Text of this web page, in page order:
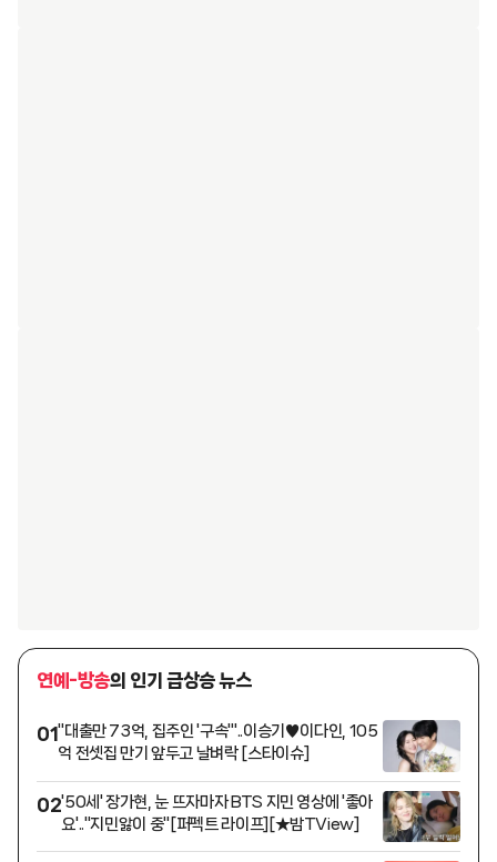
연예-방송의 인기 급상승 뉴스
01"대출만 73억, 집주인 '구속'"..이승기♥이다인, 105
억 전셋집 만기 앞두고 날벼락 [스타이슈]
02'50세' 장가현, 눈 뜨자마자 BTS 지민 영상에 '좋아
요'.."지민앓이 중"[퍼펙트 라이프][★밤TView]